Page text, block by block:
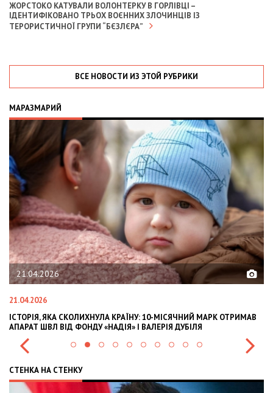
ЖОРСТОКО КАТУВАЛИ ВОЛОНТЕРКУ В ГОРЛІВЦІ –
ІДЕНТИФІКОВАНО ТРЬОХ ВОЄННИХ ЗЛОЧИНЦІВ ІЗ
ТЕРОРИСТИЧНОЇ ГРУПИ “БЄЗЛЄРА”
ВСЕ НОВОСТИ ИЗ ЭТОЙ РУБРИКИ
МАРАЗМАРИЙ
МАРК ОТРИМАВ
ДУБІЛЯ
02.02.2026
OLEKSII ABASOV: HOW UKRAINIAN
INTERNATIONAL INVESTMENTS AND HEDGE
СТЕНКА НА СТЕНКУ